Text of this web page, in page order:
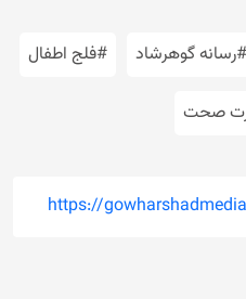
#رسانه گوهرشاد #فلج اطفال
صحت
https://